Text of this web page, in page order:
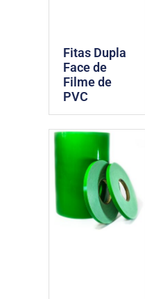
Fitas Dupla
Face de
Filme de
PVC